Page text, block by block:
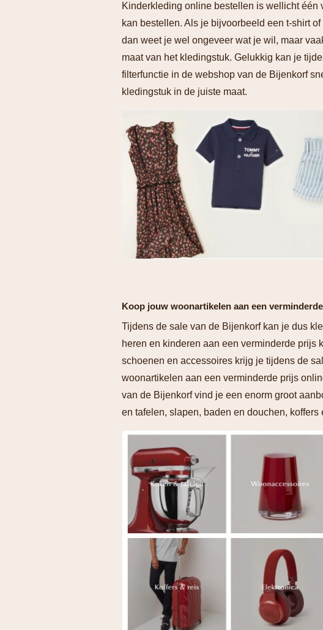
Kinderkleding online bestellen is wellicht
kan bestellen. Als je bijvoorbeeld een t-shirt
dan weet je wel ongeveer wat je wil, maar
maat van het kledingstuk. Gelukkig kan je
filterfunctie in de webshop van de Bijenkorf
kledingstuk in de juiste maat.
Koop jouw woonartikelen aan een
Tijdens de sale van de Bijenkorf kan je dus
heren en kinderen aan een verminderde prijs
schoenen en accessoires krijg je tijdens de
woonartikelen aan een verminderde prijs
van de Bijenkorf vind je een enorm groot
en tafelen, slapen, baden en douchen,